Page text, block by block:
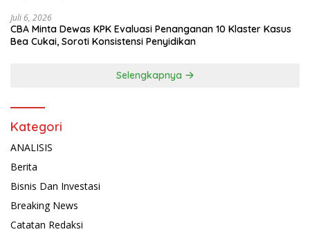
Juli 6, 2026
CBA Minta Dewas KPK Evaluasi Penanganan 10 Klaster Kasus
Bea Cukai, Soroti Konsistensi Penyidikan
Selengkapnya
Kategori
ANALISIS
Berita
Bisnis Dan Investasi
Breaking News
Catatan Redaksi